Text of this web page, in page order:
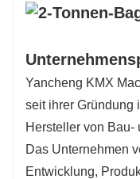
Yancheng KMX
seit ihrer Gründung
Hersteller von Bau-
Das Unternehmen
Entwicklung,